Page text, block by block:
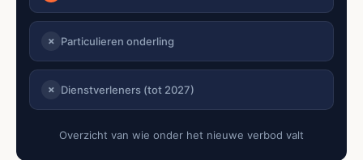
✗ Particulieren onderling
✗ Dienstverleners (tot 2027)
Overzicht van wie onder het nieuwe verbod valt